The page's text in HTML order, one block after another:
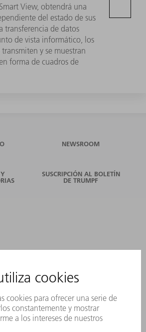
View, obtendrá una
del estado de sus
transferencia de datos
de vista informático, los
y se muestran
forma de cuadros de
NEWSROOM
SUSCRIPCIÓN AL BOLETÍN
DE TRUMPF
INFORMATIVO
SEGURIDAD